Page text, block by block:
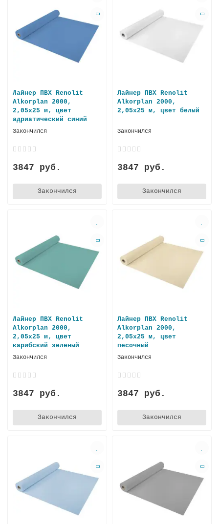
Лайнер ПВХ Renolit
Alkorplan 2000,
2,05х25 м, цвет
адриатический синий
Закончился
3847 руб.
Закончился
Лайнер ПВХ Renolit
Alkorplan 2000,
2,05х25 м, цвет белый
Закончился
3847 руб.
Закончился
Лайнер ПВХ Renolit
Alkorplan 2000,
2,05х25 м, цвет
карибский зеленый
Закончился
3847 руб.
Закончился
Лайнер ПВХ Renolit
Alkorplan 2000,
2,05х25 м, цвет
песочный
Закончился
3847 руб.
Закончился